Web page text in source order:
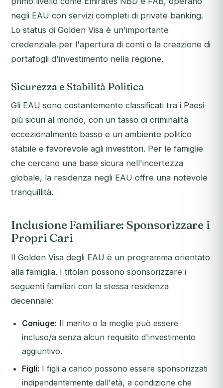
negli EAU con servizi completi di private banking.
Lo status di Golden Visa è un'importante
credenziale per l'apertura di conti o la creazione di
portafogli d'investimento nella regione.
Sicurezza e Stabilità Politica
Gli EAU sono costantemente classificati tra i Paesi
più sicuri al mondo, con un tasso di criminalità
eccezionalmente basso e un ambiente politico
stabile e favorevole agli investitori. Per le famiglie
che cercano una base sicura nell'incertezza
globale, la residenza negli EAU offre una notevole
tranquillità.
Inclusione Familiare: Sponsorizzare i
Propri Cari
Il Golden Visa degli EAU è un programma orientato
alla famiglia. I titolari possono sponsorizzare i
seguenti familiari con la stessa residenza
decennale:
Coniuge: Il marito o la moglie può essere
incluso/a senza alcun requisito d'investimento
aggiuntivo.
Figli: I figli a carico possono essere sponsorizzati
indipendentemente dall'età, a condizione che